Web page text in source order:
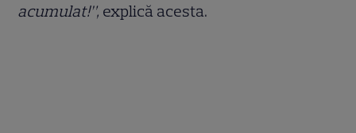
acumulat!”, explică acesta.